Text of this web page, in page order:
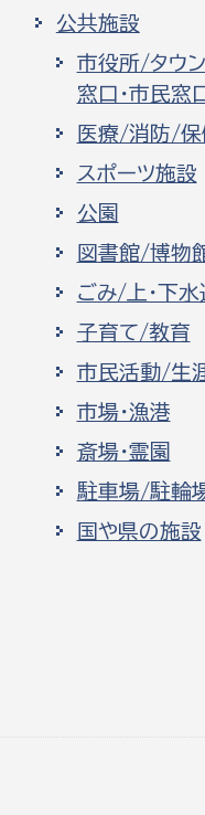
公共施設
市役所/タウ
窓口・市民窓
医療/消防/保
スポーツ施設
公園
図書館/博物
ごみ/上・下水
子育て/教育
市民活動/生
市場・漁港
斎場・霊園
駐車場/駐輪
国や県の施設